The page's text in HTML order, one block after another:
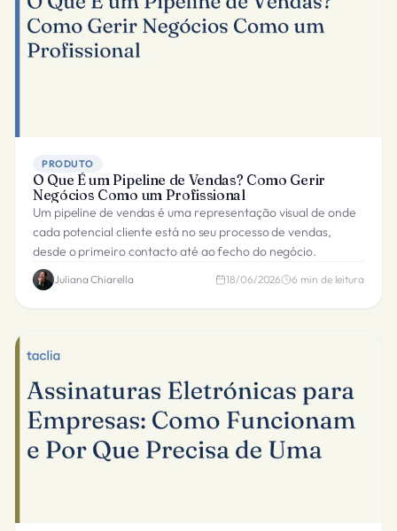
PRODUTO
O Que É um Pipeline de Vendas? Como Gerir
Negócios Como um Profissional
Um pipeline de vendas é uma representação visual de onde
cada potencial cliente está no seu processo de vendas,
desde o primeiro contacto até ao fecho do negócio.
Juliana Chiarella 18/06/2026 6 min de leitura